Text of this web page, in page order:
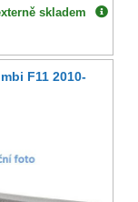
skladem
F11 2010-